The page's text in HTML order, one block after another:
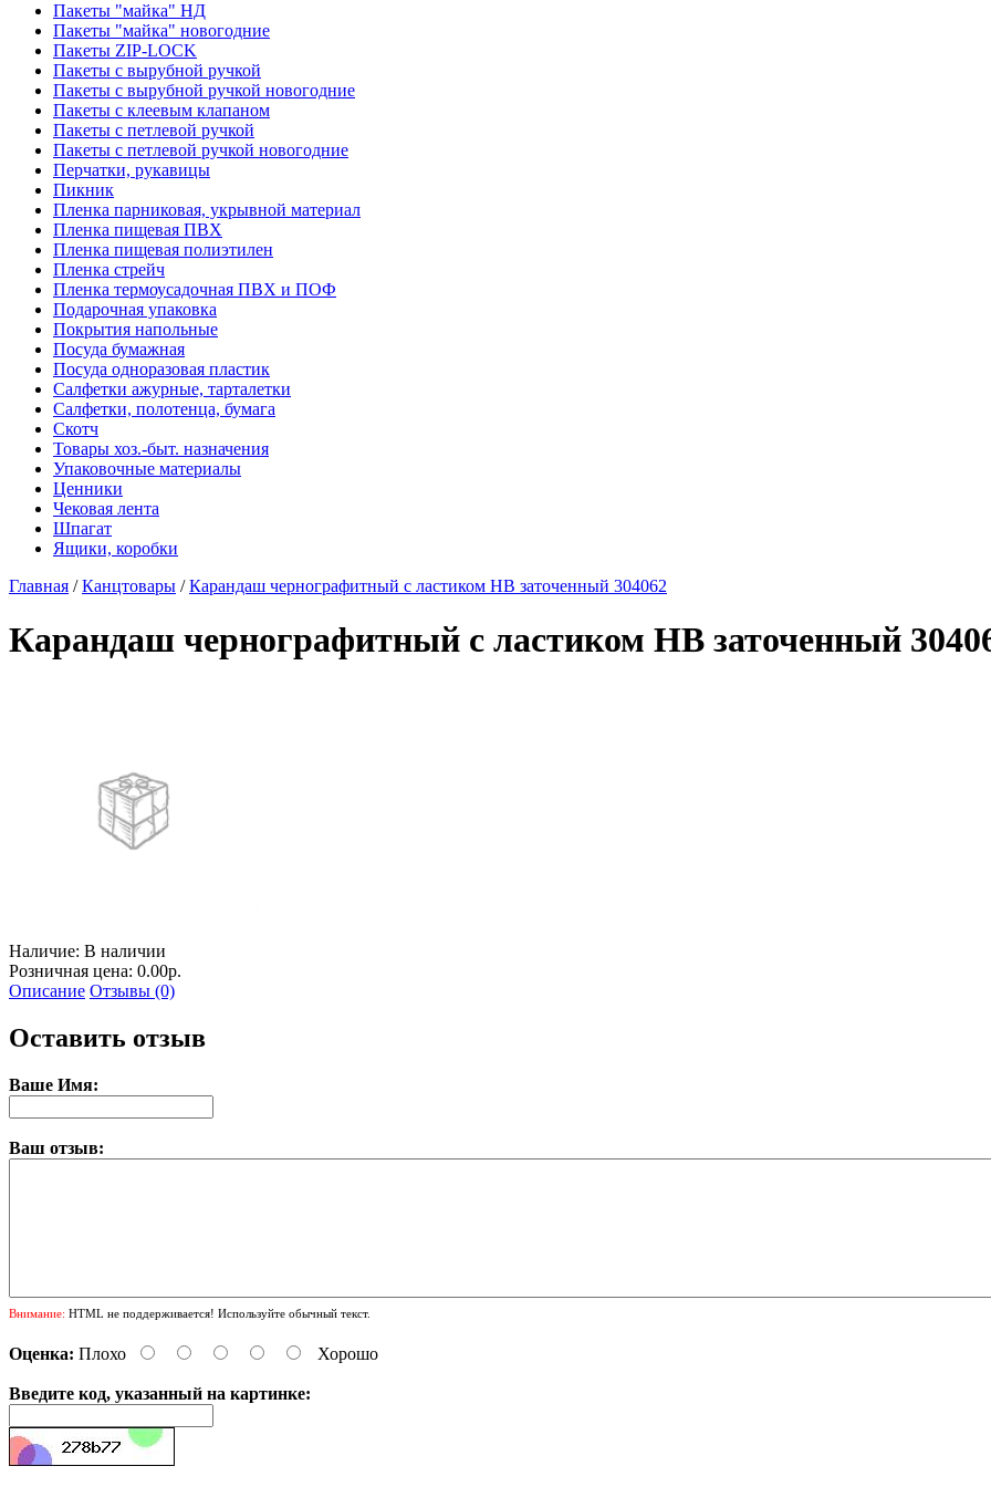
Пакеты "майка" НД
Пакеты "майка" новогодние
Пакеты ZIP-LOCK
Пакеты с вырубной ручкой
Пакеты с вырубной ручкой новогодние
Пакеты с клеевым клапаном
Пакеты с петлевой ручкой
Пакеты с петлевой ручкой новогодние
Перчатки, рукавицы
Пикник
Пленка парниковая, укрывной материал
Пленка пищевая ПВХ
Пленка пищевая полиэтилен
Пленка стрейч
Пленка термоусадочная ПВХ и ПОФ
Подарочная упаковка
Покрытия напольные
Посуда бумажная
Посуда одноразовая пластик
Салфетки ажурные, тарталетки
Салфетки, полотенца, бумага
Скотч
Товары хоз.-быт. назначения
Упаковочные материалы
Ценники
Чековая лента
Шпагат
Ящики, коробки
Главная /Канцтовары /Карандаш чернографитный с ластиком НВ заточенный 304062
Карандаш чернографитный с ластиком НВ заточенный
Наличие: В наличии
Розничная цена: 0.00р.
Описание Отзывы (0)
Оставить отзыв
Ваше Имя:
Ваш отзыв:
Внимание: HTML не поддерживается! Используйте обычный текст.
Оценка: Плохо Хорошо
Введите код, указанный на картинке: